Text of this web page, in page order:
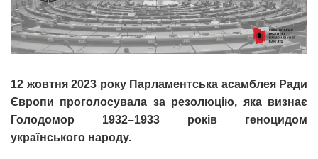
12 жовтня 2023 року Парламентська асамблея Ради
Європи проголосувала за резолюцію, яка визнає
Голодомор 1932–1933 років геноцидом
українського народу.